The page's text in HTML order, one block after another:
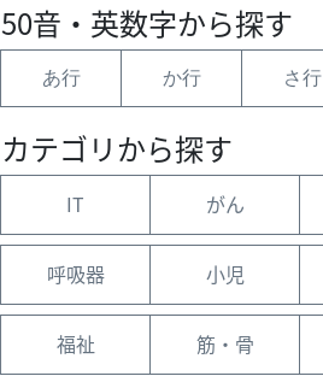
50音・英数字から探す
あ行 か行 さ行
カテゴリから探す
IT がん
呼吸器 小児
福祉 筋・骨